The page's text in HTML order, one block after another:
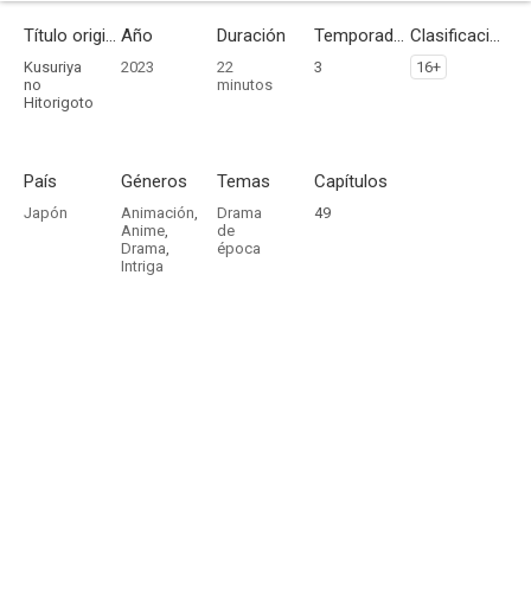
Título original
Kusuriya
no
Hitorigoto
Año
2023
Duración
22
minutos
Temporadas
3
Clasificación por edades
16+
País
Japón
Géneros
Animación,
Anime,
Drama,
Intriga
Temas
Drama
de
época
Capítulos
49